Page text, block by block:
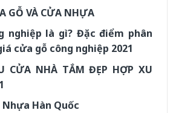
GỖ VÀ CỬA NHỰA
nghiệp là gì? Đặc điểm phân
cửa gỗ công nghiệp 2021
CỬA NHÀ TẮM ĐẸP HỢP XU
Nhựa Hàn Quốc